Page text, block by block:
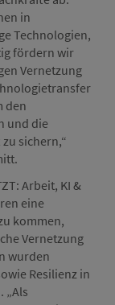
in
Technologien,
fördern wir
Vernetzung
den
und die
sichern,“
Arbeit, KI &
eine
kommen,
Vernetzung
wurden
Resilienz in
„Als